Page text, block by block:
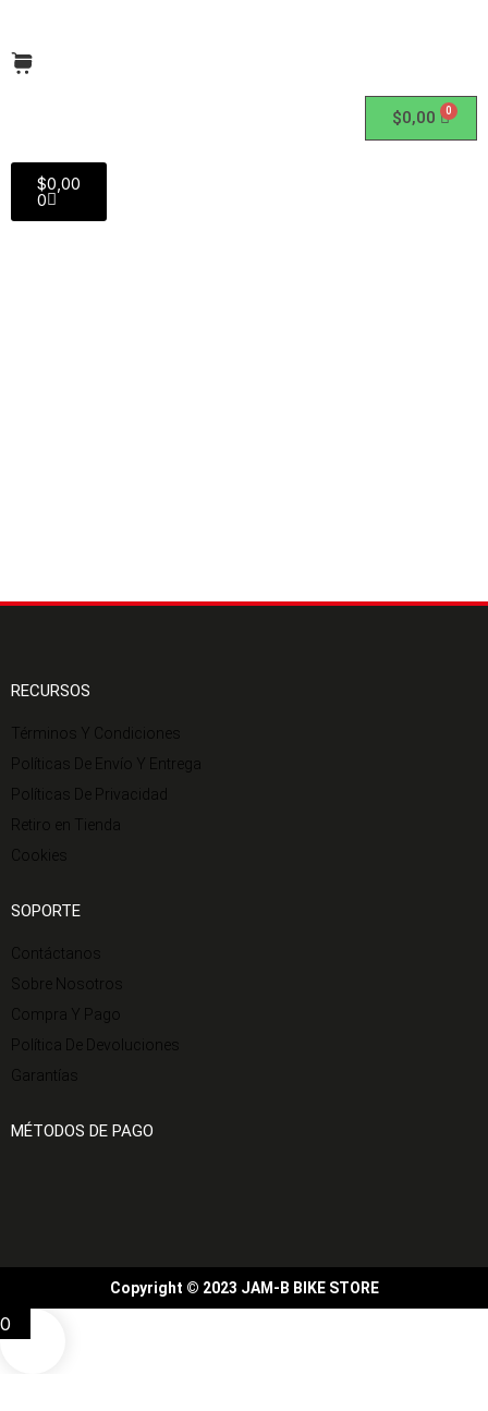
$0,00
$0,00
0
C
a
r
t
RECURSOS
Términos Y Condiciones
Políticas De Envío Y Entrega
Políticas De Privacidad
Retiro en Tienda
Cookies
SOPORTE
Contáctanos
Sobre Nosotros
Compra Y Pago
Política De Devoluciones
Garantías
MÉTODOS DE PAGO
Copyright © 2023 JAM-B BIKE STORE
0